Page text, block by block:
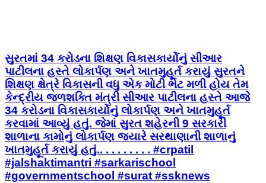
સુરતમાં 34 કરોડના શિક્ષણ વિકાસકાર્યોનું સીઆર
પાટીલના હસ્તે લોકાર્પણ અને ખાતમુહૂર્ત કરાયું સુરતને
શિક્ષણ ક્ષેત્રે વિકાસની વધુ એક મોટી ભેટ મળી હોય તેમ
કેન્દ્રીય જળશક્તિ મંત્રી સીઆર પાટીલના હસ્તે આજે
34 કરોડના વિકાસકાર્યોનું લોકાર્પણ અને ખાતમુહૂર્ત
કરવામાં આવ્યું હતું. જેમાં સુરત શહેરની 9 સરકારી
શાળાના કામોનું લોકાર્પણ જ્યારે સરથાણાની શાળાનું
ખાતમુહૂર્ત કરાયું હતું.. . . . . . . . . #crpatil
#jalshaktimantri #sarkarischool
#governmentschool #surat #ssknews